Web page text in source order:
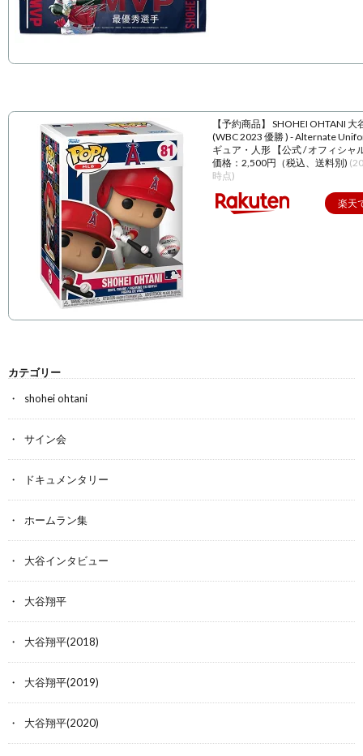
【予約商品】 SHOHEI OHTANI 大
(WBC 2023 優勝 ) - Alternate
ギュア・人形 【公式 / オフィシャ
価格：2,500円（税込、送料別)
時点)
楽天
カテゴリー
shohei ohtani
サイン会
ドキュメンタリー
ホームラン集
大谷インタビュー
大谷翔平
大谷翔平(2018)
大谷翔平(2019)
大谷翔平(2020)